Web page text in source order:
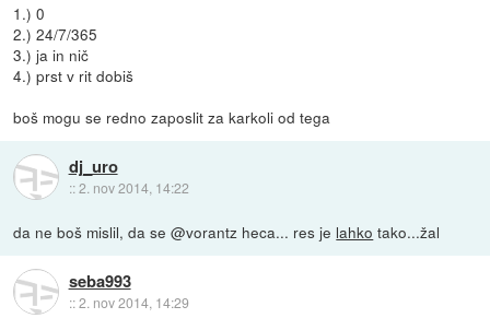
1.) 0
2.) 24/7/365
3.) ja in nič
4.) prst v rit dobiš
boš mogu se redno zaposlit za karkoli od tega
dj_uro
::2. nov 2014, 14:22
da ne boš mislil, da se @vorantz heca... res je lahko tako...žal
seba993
::2. nov 2014, 14:29